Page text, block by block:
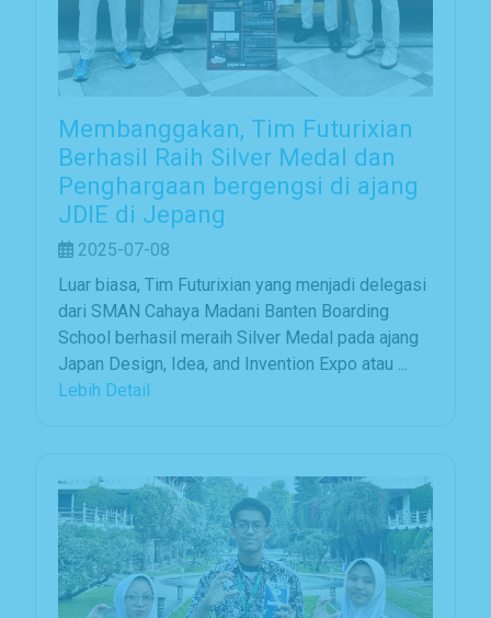
Membanggakan, Tim Futurixian
Berhasil Raih Silver Medal dan
Penghargaan bergengsi di ajang
JDIE di Jepang
2025-07-08
Luar biasa, Tim Futurixian yang menjadi delegasi
dari SMAN Cahaya Madani Banten Boarding
School berhasil meraih Silver Medal pada ajang
Japan Design, Idea, and Invention Expo atau ...
Lebih Detail